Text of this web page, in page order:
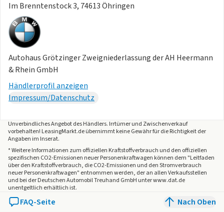
Im Brenntenstock 3, 74613 Öhringen
Autohaus Grötzinger Zweigniederlassung der AH Heermann
& Rhein GmbH
Händlerprofil anzeigen
Impressum/Datenschutz
Unverbindliches Angebot desHändlers. Irrtümer und Zwischenverkauf
vorbehalten! LeasingMarkt.de übernimmt keine Gewähr für die Richtigkeit der
Angaben im Inserat.
* Weitere Informationen zum offiziellen Kraftstoffverbrauch und den offiziellen
spezifischen CO2-Emissionen neuer Personenkraftwagen können dem "Leitfaden
über den Kraftstoffverbrauch, die CO2-Emissionen und den Stromverbrauch
neuer Personenkraftwagen" entnommen werden, der an allen Verkaufsstellen
und bei der Deutschen Automobil Treuhand GmbH unter www.dat.de
unentgeltlich erhältlich ist.
FAQ-Seite Nach Oben